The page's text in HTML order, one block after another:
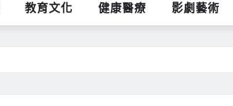
教育文化 健康醫療 影劇藝術